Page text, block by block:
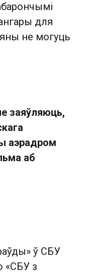
для
не могуць
заяўляюць,
аэрадром
аб
ў СБУ
«СБУ з